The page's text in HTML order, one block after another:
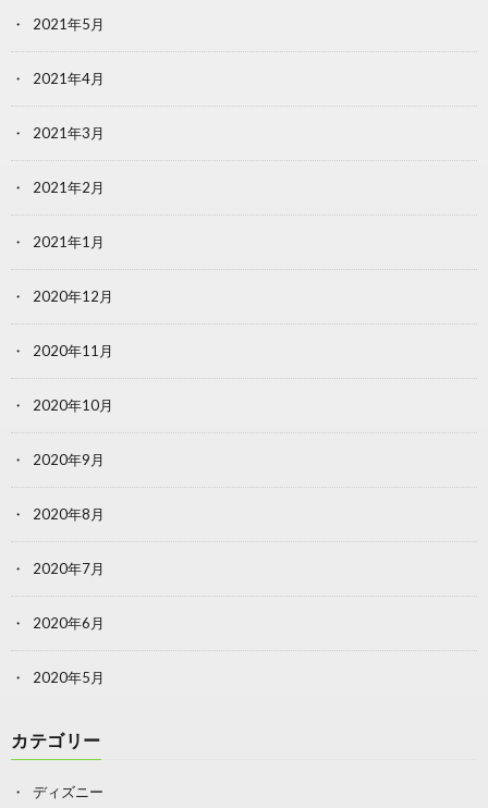
2021年5月
2021年4月
2021年3月
2021年2月
2021年1月
2020年12月
2020年11月
2020年10月
2020年9月
2020年8月
2020年7月
2020年6月
2020年5月
カテゴリー
ディズニー